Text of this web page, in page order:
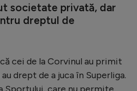
societate privată, dar
dreptul de
cei de la Corvinul au primit
drept de a juca în Superliga.